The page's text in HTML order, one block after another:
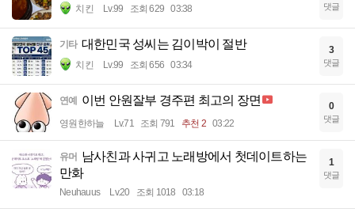
치킨 Lv.99 조회 629 03:38 댓글
기타 대한민국 성씨는 김이박이 절반
치킨 Lv.99 조회 656 03:34
3
댓글
연예 이번 안원잘부 경주편 최고의 장면
영원한하늘 Lv.71 조회 791 추천 2 03:22
0
댓글
유머 남사친과 사귀고 노래방에서 첫데이트하는
만화
Neuhauus Lv.20 조회 1018 03:18
1
댓글